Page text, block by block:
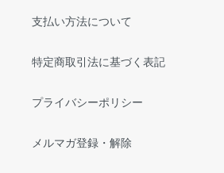
支払い方法について
特定商取引法に基づく表記
プライバシーポリシー
メルマガ登録・解除